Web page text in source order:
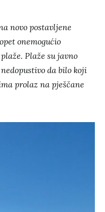
novo postavljene
onemogućio
Plaže su javno
da bilo koji
prolaz na pješčane